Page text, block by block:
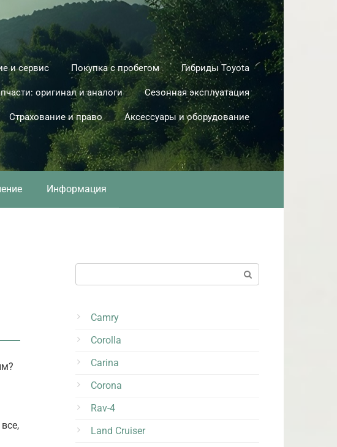
и сервис Покупка с пробегом Гибриды Toyota
оригинал и аналоги Сезонная эксплуатация
Страхование и право Аксессуары и оборудование
Информация
Camry
Corolla
Carina
Corona
Rav-4
Land Cruiser